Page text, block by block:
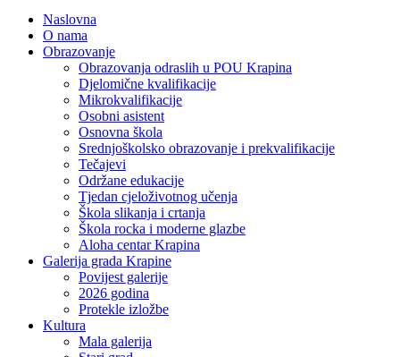
Naslovna
O nama
Obrazovanje
Obrazovanja odraslih u POU Krapina
Djelomične kvalifikacije
Mikrokvalifikacije
Osobni asistent
Osnovna škola
Srednjoškolsko obrazovanje i prekvalifikacije
Tečajevi
Održane edukacije
Tjedan cjeloživotnog učenja
Škola slikanja i crtanja
Škola rocka i moderne glazbe
Aloha centar Krapina
Galerija grada Krapine
Povijest galerije
2026 godina
Protekle izložbe
Kultura
Mala galerija